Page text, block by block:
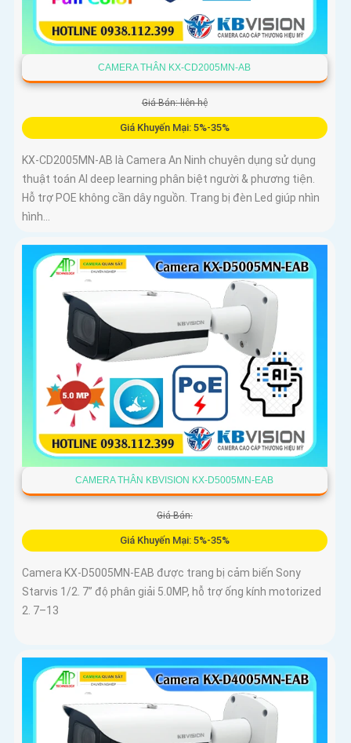
CAMERA THÂN KX-CD2005MN-AB
Giá Bán: liên hệ
Giá Khuyến Mại: 5%-35%
KX-CD2005MN-AB là Camera An Ninh chuyên dụng sử dụng
thuật toán AI deep learning phân biệt người & phương tiện.
Hỗ trợ POE không cần dây nguồn. Trang bị đèn Led giúp nhìn
hình...
CAMERA THÂN KBVISION KX-D5005MN-EAB
Giá Bán:
Giá Khuyến Mại: 5%-35%
Camera KX-D5005MN-EAB được trang bị cảm biến Sony
Starvis 1/2. 7” độ phân giải 5.0MP, hỗ trợ ống kính motorized
2. 7–13